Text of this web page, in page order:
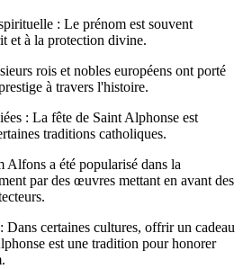
: Le prénom est souvent
et à la protection divine.
rois et nobles européens ont porté
à travers l'histoire.
: La fête de Saint Alphonse est
traditions catholiques.
a été popularisé dans la
par des œuvres mettant en avant des
Dans certaines cultures, offrir un cadeau
est une tradition pour honorer